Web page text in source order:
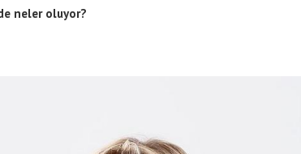
neler oluyor?